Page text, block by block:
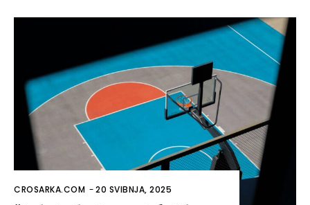
CROSARKA.COM -20 SVIBNJA, 2025